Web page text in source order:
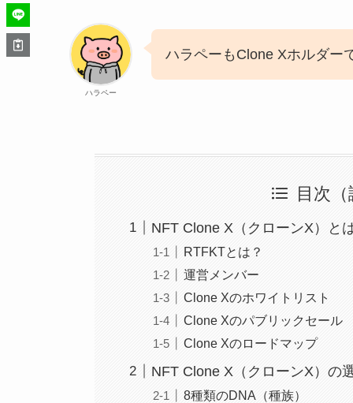
ハラペー
ハラペーもClone Xホルダー
目次
NFT Clone X（クローンX）と
RTFKTとは？
運営メンバー
Clone Xのホワイトリスト
Clone Xのパブリックセール
Clone Xのロードマップ
NFT Clone X（クローンX）の
8種類のDNA（種族）